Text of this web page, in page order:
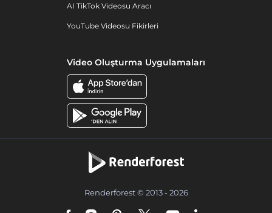
AI TikTok Videosu Aracı
YouTube Videosu Fikirleri
Video Oluşturma Uygulamaları
Renderforest © 2013 - 2026